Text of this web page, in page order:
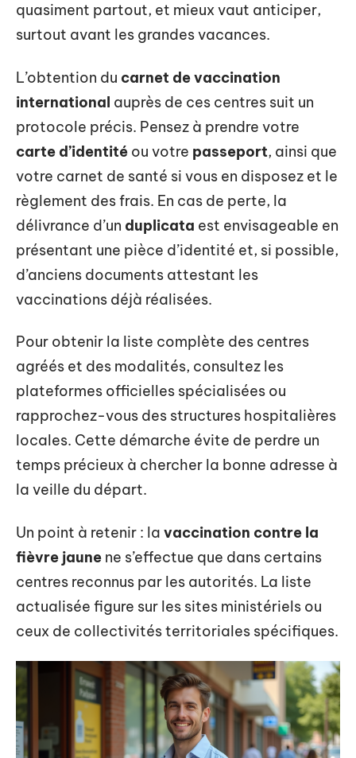
quasiment partout, et mieux vaut anticiper,
surtout avant les grandes vacances.
L’obtention du carnet de vaccination
international auprès de ces centres suit un
protocole précis. Pensez à prendre votre
carte d’identité ou votre passeport, ainsi que
votre carnet de santé si vous en disposez et le
règlement des frais. En cas de perte, la
délivrance d’un duplicata est envisageable en
présentant une pièce d’identité et, si possible,
d’anciens documents attestant les
vaccinations déjà réalisées.
Pour obtenir la liste complète des centres
agréés et des modalités, consultez les
plateformes officielles spécialisées ou
rapprochez-vous des structures hospitalières
locales. Cette démarche évite de perdre un
temps précieux à chercher la bonne adresse à
la veille du départ.
Un point à retenir : la vaccination contre la
fièvre jaune ne s’effectue que dans certains
centres reconnus par les autorités. La liste
actualisée figure sur les sites ministériels ou
ceux de collectivités territoriales spécifiques.